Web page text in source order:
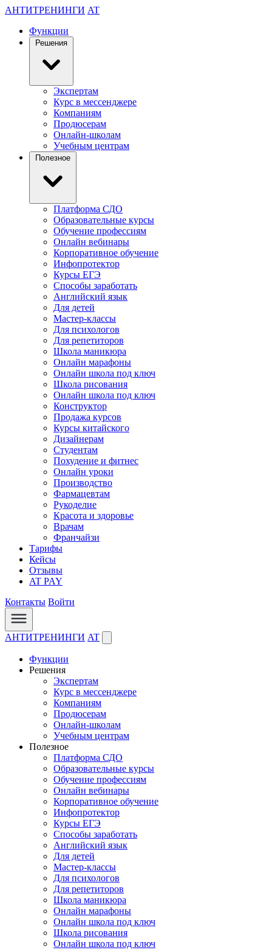
АНТИТРЕНИНГИ AT
Функции
Решения
Экспертам
Курс в мессенджере
Компаниям
Продюсерам
Онлайн-школам
Учебным центрам
Полезное
Платформа СДО
Образовательные курсы
Обучение профессиям
Онлайн вебинары
Корпоративное обучение
Инфопротектор
Курсы ЕГЭ
Способы заработать
Английский язык
Для детей
Мастер-классы
Для психологов
Для репетиторов
Школа маникюра
Онлайн марафоны
Онлайн школа под ключ
Школа рисования
Онлайн школа под ключ
Конструктор
Продажа курсов
Курсы китайского
Дизайнерам
Студентам
Похудение и фитнес
Онлайн уроки
Производство
Фармацевтам
Рукоделие
Красота и здоровье
Врачам
Франчайзи
Тарифы
Кейсы
Отзывы
AT PAY
Контакты Войти
АНТИТРЕНИНГИ AT
Функции
Решения
Экспертам
Курс в мессенджере
Компаниям
Продюсерам
Онлайн-школам
Учебным центрам
Полезное
Платформа СДО
Образовательные курсы
Обучение профессиям
Онлайн вебинары
Корпоративное обучение
Инфопротектор
Курсы ЕГЭ
Способы заработать
Английский язык
Для детей
Мастер-классы
Для психологов
Для репетиторов
Школа маникюра
Онлайн марафоны
Онлайн школа под ключ
Школа рисования
Онлайн школа под ключ